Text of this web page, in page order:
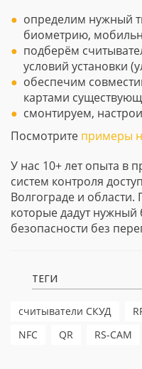
определим нужный
биометрию,
подберём
условий установки
обеспечим
картами
смонтируем,
Посмотрите примеры
У нас 10+ лет опыта в
систем контроля
Волгограде и
которые дадут нужный
безопасности без
ТЕГИ
считыватели СКУД
NFC
QR RS-CAM